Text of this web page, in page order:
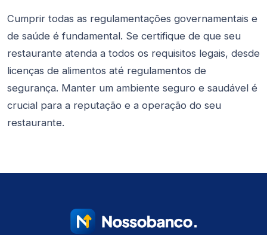
Cumprir todas as regulamentações governamentais e
de saúde é fundamental. Se certifique de que seu
restaurante atenda a todos os requisitos legais, desde
licenças de alimentos até regulamentos de
segurança. Manter um ambiente seguro e saudável é
crucial para a reputação e a operação do seu
restaurante.